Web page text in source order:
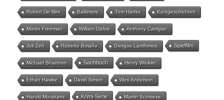
Robert De Niro Baltimore Tom Hanks Kurzgeschichten
Martin Freeman William Dafoe Anthony Carrigan
Juli Zeh Roberto Bolaño Giorgos Lanthimos Spielfilm
Michael Shannon Sachbuch Henry Winkler
Ethan Hawke David Simon Wes Anderson
Haruki Murakami Krimi-Serie Martin Scorsese